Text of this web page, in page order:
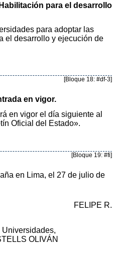
para el desarrollo
para adoptar las
el desarrollo y ejecución de
[Bloque 18: #df-3]
en vigor.
en vigor el día siguiente al
Oficial del Estado».
[Bloque 19: #fi]
en Lima, el 27 de julio de
FELIPE R.
Universidades,
OLIVÁN